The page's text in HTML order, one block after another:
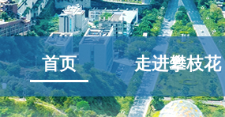
首页 走进攀枝花